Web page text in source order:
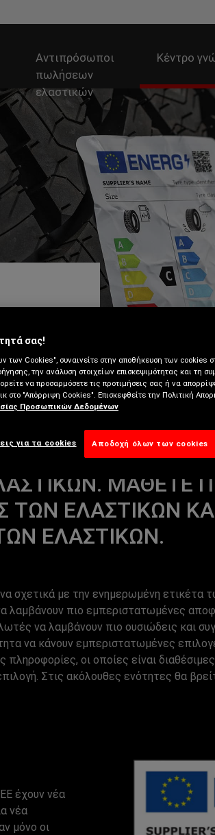
Αντιπρόσωποι
πωλήσεων
ελαστικών
Κέντρο
Ο ΚΑΝΟΝΙΣΜΌΣ
ΜΆΘΕΤΕ
ΕΛΑΣΤΙΚΏΝ
ΕΛΑΣΤΙΚΏΝ.
σχετικά με την ενημερωμένη ετικέτα
λαμβάνουν πιο εμπεριστατωμένες
να λαμβάνουν πιο ουσιώδεις και
να κάνουν εμπεριστατωμένες
οι οποίες είναι
Στις ακόλουθες ενότητες θα
έχουν νέα
νέα
μόνο οι
σας!
των Cookies", συναινείτε στην αποθήκευση των cookies
την ανάλυση στοιχείων επισκεψιμότητας και τη
να προσαρμόσετε τις προτιμήσεις σας ή να
στο "Απόρριψη Cookies". Επισκεφθείτε την Πολιτική
Προσωπικών Δεδομένων
για τα cookies Αποδοχή όλων των cookies